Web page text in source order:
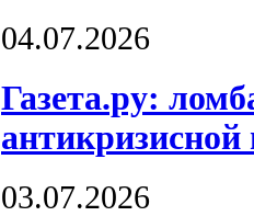
04.07.2026
Газета.ру:
03.07.2026